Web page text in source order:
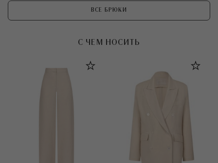
ВСЕ БРЮКИ
С ЧЕМ НОСИТЬ